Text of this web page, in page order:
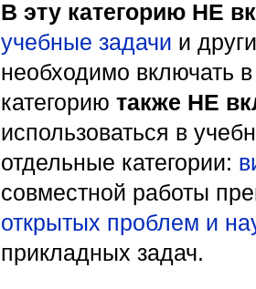
В эту категорию НЕ
учебные задачи и
необходимо включать
категорию также НЕ
использоваться в
отдельные категории:
совместной работы
открытых проблем и
прикладных задач.